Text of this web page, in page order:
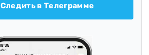
Следить в Телеграмме